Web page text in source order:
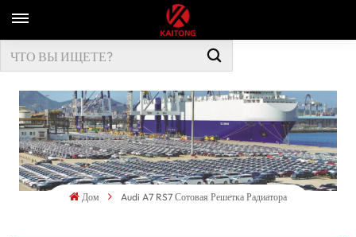
Дом Audi A7 RS7 Сотовая Решетка Радиатора